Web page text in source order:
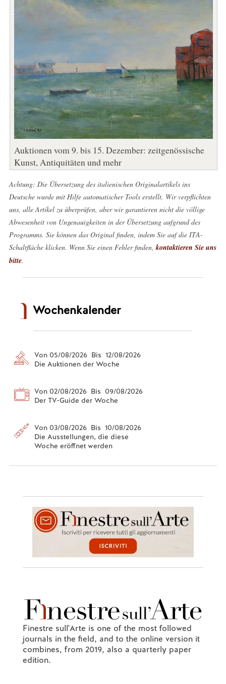
Auktionen vom 9. bis 15. Dezember: zeitgenössische
Kunst, Antiquitäten und mehr
Achtung: Die Übersetzung des italienischen Originalartikels ins
Deutsche wurde mit Hilfe automatischer Tools erstellt. Wir verpflichten
uns, alle Artikel zu überprüfen, aber wir garantieren nicht die völlige
Abwesenheit von Ungenauigkeiten in der Übersetzung aufgrund des
Programms. Sie können das Original finden, indem Sie auf die ITA-
Schaltfläche klicken. Wenn Sie einen Fehler finden, kontaktieren Sie uns
bitte.
Wochenkalender
Von 05/08/2026 Bis 12/08/2026
Die Auktionen der Woche
Von 02/08/2026 Bis 09/08/2026
Der TV-Guide der Woche
Von 03/08/2026 Bis 10/08/2026
Die Ausstellungen, die diese
Woche eröffnet werden
Finestre sull'Arte is one of the most followed
journals in the field, and to the online version it
combines, from 2019, also a quarterly paper
edition.